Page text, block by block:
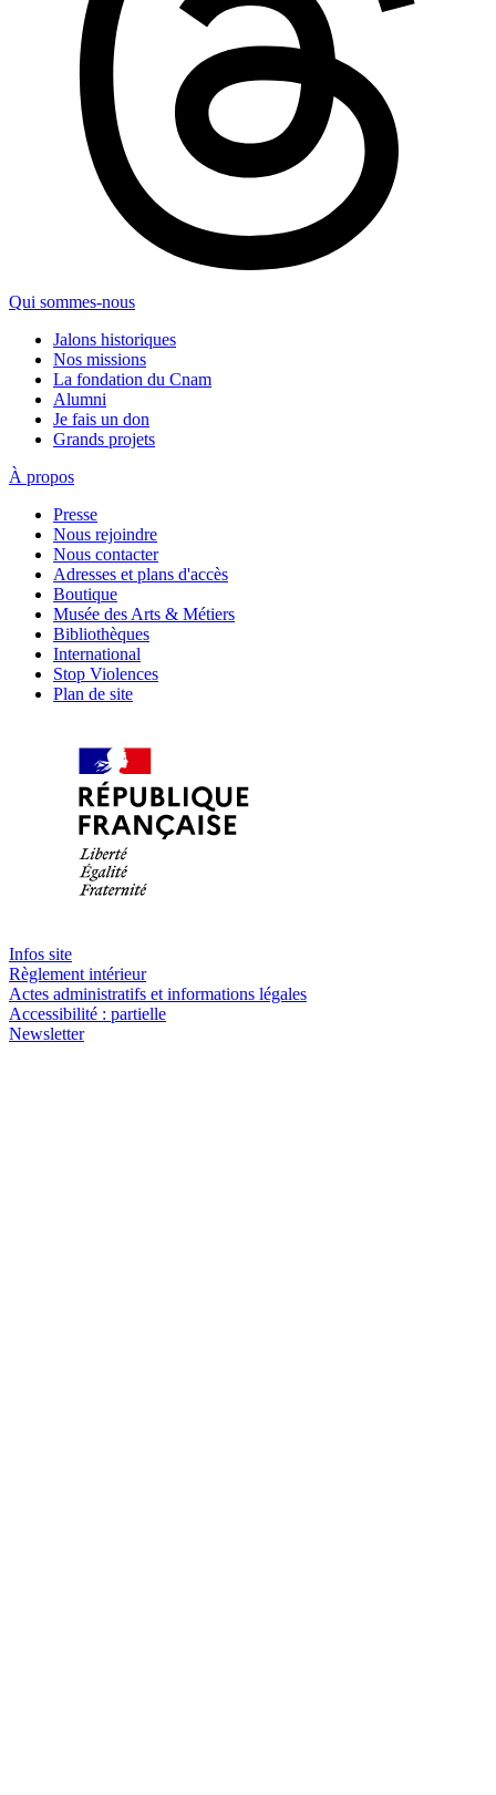
Qui sommes-nous
Jalons historiques
Nos missions
La fondation du Cnam
Alumni
Je fais un don
Grands projets
À propos
Presse
Nous rejoindre
Nous contacter
Adresses et plans d'accès
Boutique
Musée des Arts & Métiers
Bibliothèques
International
Stop Violences
Plan de site
Infos site
Règlement intérieur
Actes administratifs et informations légales
Accessibilité : partielle
Newsletter